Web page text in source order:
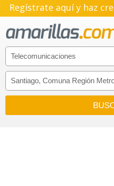
Regístrate aquí y haz